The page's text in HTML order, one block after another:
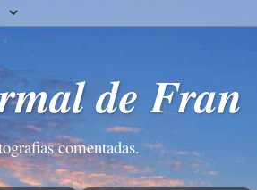
de Fran
comentadas.